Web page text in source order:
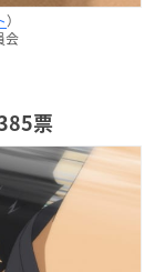
）
会
票